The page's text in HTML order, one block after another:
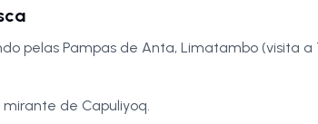
pelas Pampas de Anta, Limatambo (visita
de Capuliyoq.